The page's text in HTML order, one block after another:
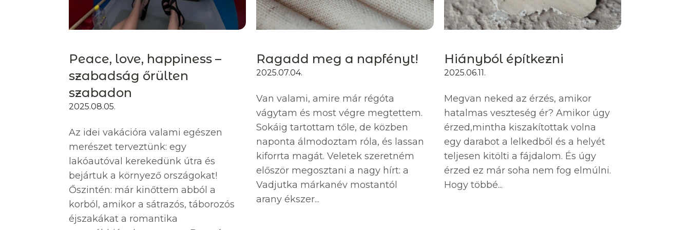
Peace, love, happiness –
szabadság őrülten
szabadon
2025.08.05.
Az idei vakációra valami egészen
merészet terveztünk: egy
lakóautóval kerekedünk útra és
bejártuk a környező országokat!
Őszintén: már kinőttem abból a
korból, amikor a sátrazós, táborozós
éjszakákat a romantika
Ragadd meg a napfényt!
2025.07.04.
Van valami, amire már régóta
vágytam és most végre megtettem.
Sokáig tartottam tőle, de közben
naponta álmodoztam róla, és lassan
kiforrta magát. Veletek szeretném
először megosztani a nagy hírt: a
Vadjutka márkanév mostantól
arany ékszer...
Hiányból építkezni
2025.06.11.
Megvan neked az érzés, amikor
hatalmas veszteség ér? Amikor úgy
érzed,mintha kiszakítottak volna
egy darabot a lelkedből és a helyét
teljesen kitölti a fájdalom. És úgy
érzed ez már soha nem fog elmúlni.
Hogy többé...